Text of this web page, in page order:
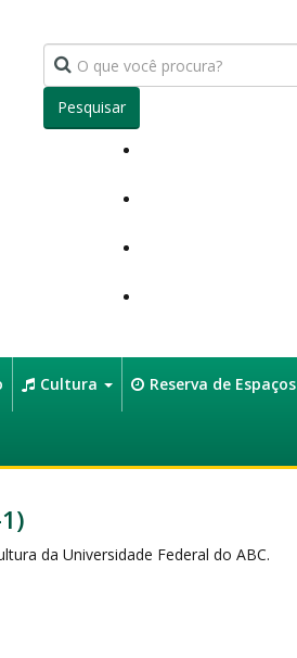
Pesquisar
Cultura Reserva de Espaços
da Universidade Federal do ABC.